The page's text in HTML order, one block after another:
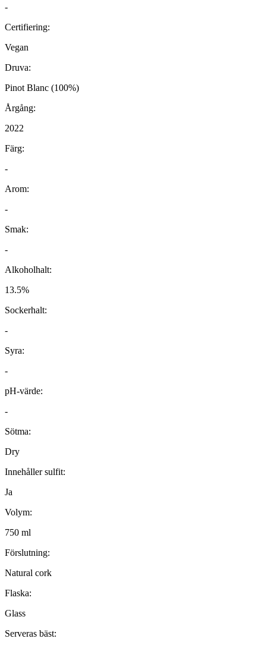
-
Certifiering:
Vegan
Druva:
Pinot Blanc (100%)
Årgång:
2022
Färg:
-
Arom:
-
Smak:
-
Alkoholhalt:
13.5%
Sockerhalt:
-
Syra:
-
pH-värde:
-
Sötma:
Dry
Innehåller sulfit:
Ja
Volym:
750 ml
Förslutning:
Natural cork
Flaska:
Glass
Serveras bäst: